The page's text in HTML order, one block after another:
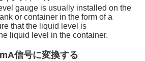
gauge is usually installed on the
or container in the form of a
that the liquid level is
liquid level in the container.
信号に変換する